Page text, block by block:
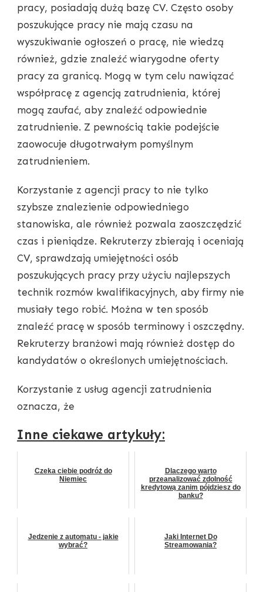
pracy, posiadają dużą bazę CV. Często osoby
poszukujące pracy nie mają czasu na
wyszukiwanie ogłoszeń o pracę, nie wiedzą
również, gdzie znaleźć wiarygodne oferty
pracy za granicą. Mogą w tym celu nawiązać
współpracę z agencją zatrudnienia, której
mogą zaufać, aby znaleźć odpowiednie
zatrudnienie. Z pewnością takie podejście
zaowocuje długotrwałym pomyślnym
zatrudnieniem.
Korzystanie z agencji pracy to nie tylko
szybsze znalezienie odpowiedniego
stanowiska, ale również pozwala zaoszczędzić
czas i pieniądze. Rekruterzy zbierają i oceniają
CV, sprawdzają umiejętności osób
poszukujących pracy przy użyciu najlepszych
technik rozmów kwalifikacyjnych, aby firmy nie
musiały tego robić. Można w ten sposób
znaleźć pracę w sposób terminowy i oszczędny.
Rekruterzy branżowi mają również dostęp do
kandydatów o określonych umiejętnościach.
Korzystanie z usług agencji zatrudnienia
oznacza, że
Inne ciekawe artykuły:
Czeka ciebie podróż do
Niemiec
Dlaczego warto
przeanalizować zdolność
kredytową zanim pójdziesz do
banku?
Jedzenie z automatu - jakie
wybrać?
Jaki Internet Do
Streamowania?